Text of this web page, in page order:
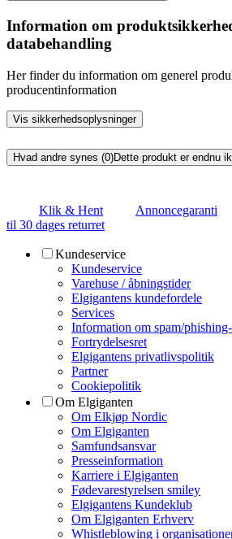
Information om
databehandling
Her finder du information om generel
producentinformation
Vis sikkerhedsoplysninger
Hvad andre synes (0)Dette produkt er endnu
Klik & Hent Annoncegaranti
til 30 dages returret
Kundeservice
Kundeservice
Varehuse / åbningstider
Elgigantens kundefordele
Services
Information om spam/
Fortrydelsesret
Elgigantens privatlivspolitik
Partner
Cookiepolitik
Om Elgiganten
Om Elkjøp Nordic
Om Elgiganten
Samfundsansvar
Presseinformation
Karriere i Elgiganten
Fødevarestyrelsen smiley
Elgigantens Kundeklub
Om Elgiganten Erhverv
Whistleblowing i